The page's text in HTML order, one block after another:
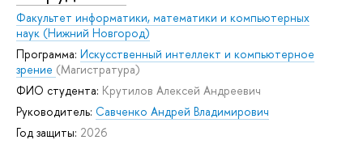
Факультет информатики, математики и компьютерных
наук (Нижний Новгород)
Программа: Искусственный интеллект и компьютерное
зрение (Магистратура)
ФИО студента: Крутилов Алексей Андреевич
Руководитель: Савченко Андрей Владимирович
Год защиты: 2026